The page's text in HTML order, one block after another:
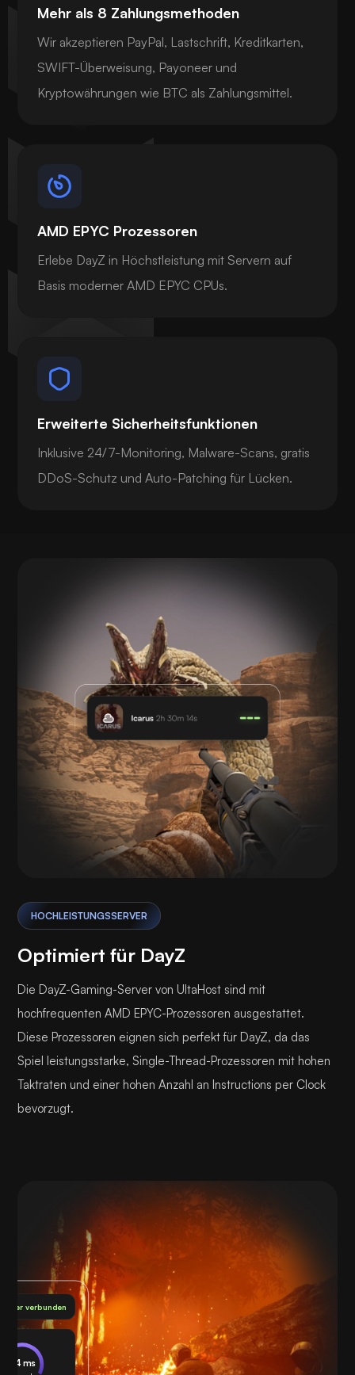
Mehr als 8 Zahlungsmethoden
Wir akzeptieren PayPal, Lastschrift, Kreditkarten,
SWIFT-Überweisung, Payoneer und
Kryptowährungen wie BTC als Zahlungsmittel.
AMD EPYC Prozessoren
Erlebe DayZ in Höchstleistung mit Servern auf
Basis moderner AMD EPYC CPUs.
Erweiterte Sicherheitsfunktionen
Inklusive 24/7-Monitoring, Malware-Scans, gratis
DDoS-Schutz und Auto-Patching für Lücken.
HOCHLEISTUNGSSERVER
Optimiert für DayZ
Die DayZ-Gaming-Server von UltaHost sind mit
hochfrequenten AMD EPYC-Prozessoren ausgestattet.
Diese Prozessoren eignen sich perfekt für DayZ, da das
Spiel leistungsstarke, Single-Thread-Prozessoren mit hohen
Taktraten und einer hohen Anzahl an Instructions per Clock
bevorzugt.
verbunden
24 ms